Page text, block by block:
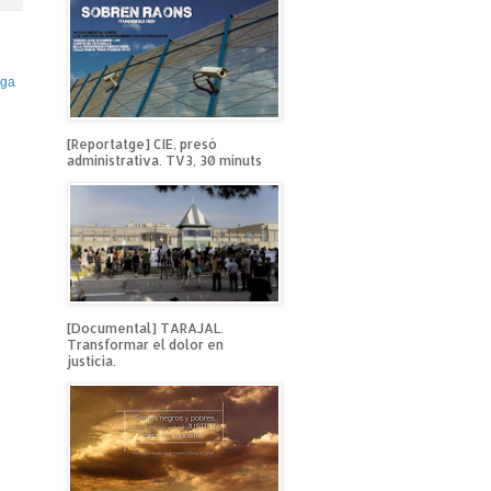
[Reportatge] CIE, presó
administrativa. TV3, 30 minuts
[Documental] TARAJAL.
Transformar el dolor en
justicia.